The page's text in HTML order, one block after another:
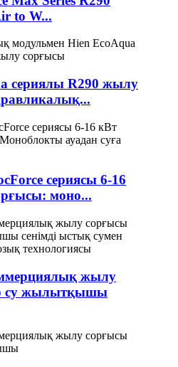
to W...
сериялы R290 жылу
сериясы 6-16
моно...
жылу
су жылытқышы